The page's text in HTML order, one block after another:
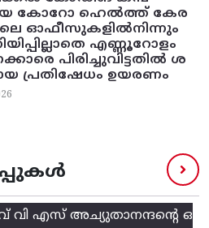
കോറോ ഹെൽത്ത് കേര
ഓഫീസുകളിൽനിന്നും
എണ്ണൂറോളം
പിരിച്ചുവിട്ടതിൽ‌ ശ
പ്രതിഷേധം ഉയരണം
വി എസ്‌ അച്യുതാനന്ദന്റെ ഒ